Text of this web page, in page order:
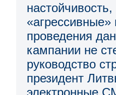
проведения
кампании не
руководство
президент
электронные